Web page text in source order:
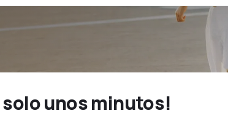
solo unos minutos!